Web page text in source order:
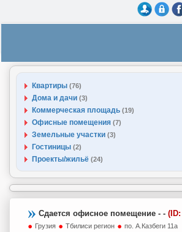
Квартиры (76)
Дома и дачи (3)
Коммерческая площадь (19)
Офисные помещения (7)
Земельные участки (3)
Гостиницы (2)
Проекты/жильё (24)
Сдается офисное помещение - -
Грузия Тбилиси регион по. А.Казбеги 11а